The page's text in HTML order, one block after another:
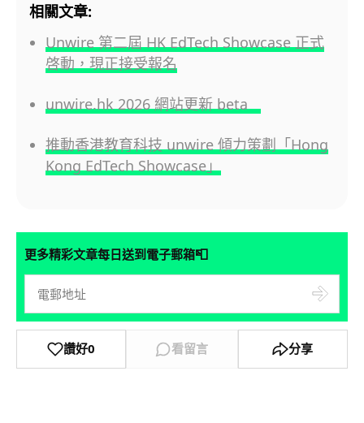
相關文章:
Unwire 第二屆 HK EdTech Showcase 正式
啓動，現正接受報名
unwire.hk 2026 網站更新 beta
推動香港教育科技 unwire 傾力策劃「Hong
Kong EdTech Showcase」
更多精彩文章每日送到電子郵箱📮
讚好0 看留言 分享